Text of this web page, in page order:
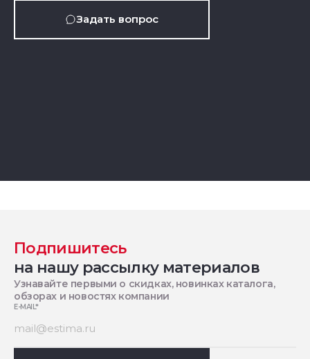
Задать вопрос
Подпишитесь
на нашу рассылку материалов
Узнавайте первыми о скидках, новинках каталога,
обзорах и новостях компании
E-MAIL*